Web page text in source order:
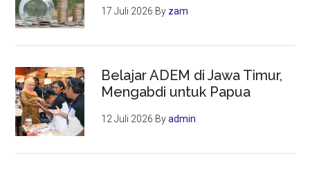
17 Juli 2026 By zam
Belajar ADEM di Jawa Timur,
Mengabdi untuk Papua
12 Juli 2026 Byadmin